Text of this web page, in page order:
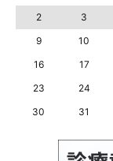
2
3
9
10
16
17
23
24
30
31